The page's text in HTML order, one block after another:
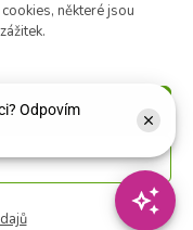
některé jsou